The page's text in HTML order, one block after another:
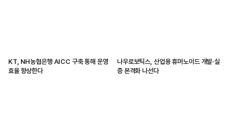
KT, NH농협은행 AICC 구축 통해 운영
효율 향상한다
나우로보틱스, 산업용 휴머노이드 개발·실
증 본격화 나선다